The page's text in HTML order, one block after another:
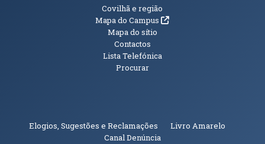
Informações Adicionais
Covilhã e região
Mapa do Campus(abre em nova janela)
Mapa do sítio
Contactos
Lista Telefónica
Procurar
Elogios, Sugestões e Reclamações Livro Amarelo
Canal Denúncia(abre em nova janela)